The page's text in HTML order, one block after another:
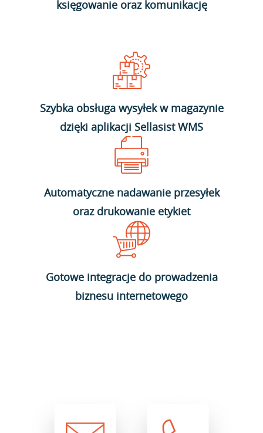
księgowanie oraz komunikację
Szybka obsługa wysyłek w magazynie
dzięki aplikacji Sellasist WMS
Automatyczne nadawanie przesyłek
oraz drukowanie etykiet
Gotowe integracje do prowadzenia
biznesu internetowego